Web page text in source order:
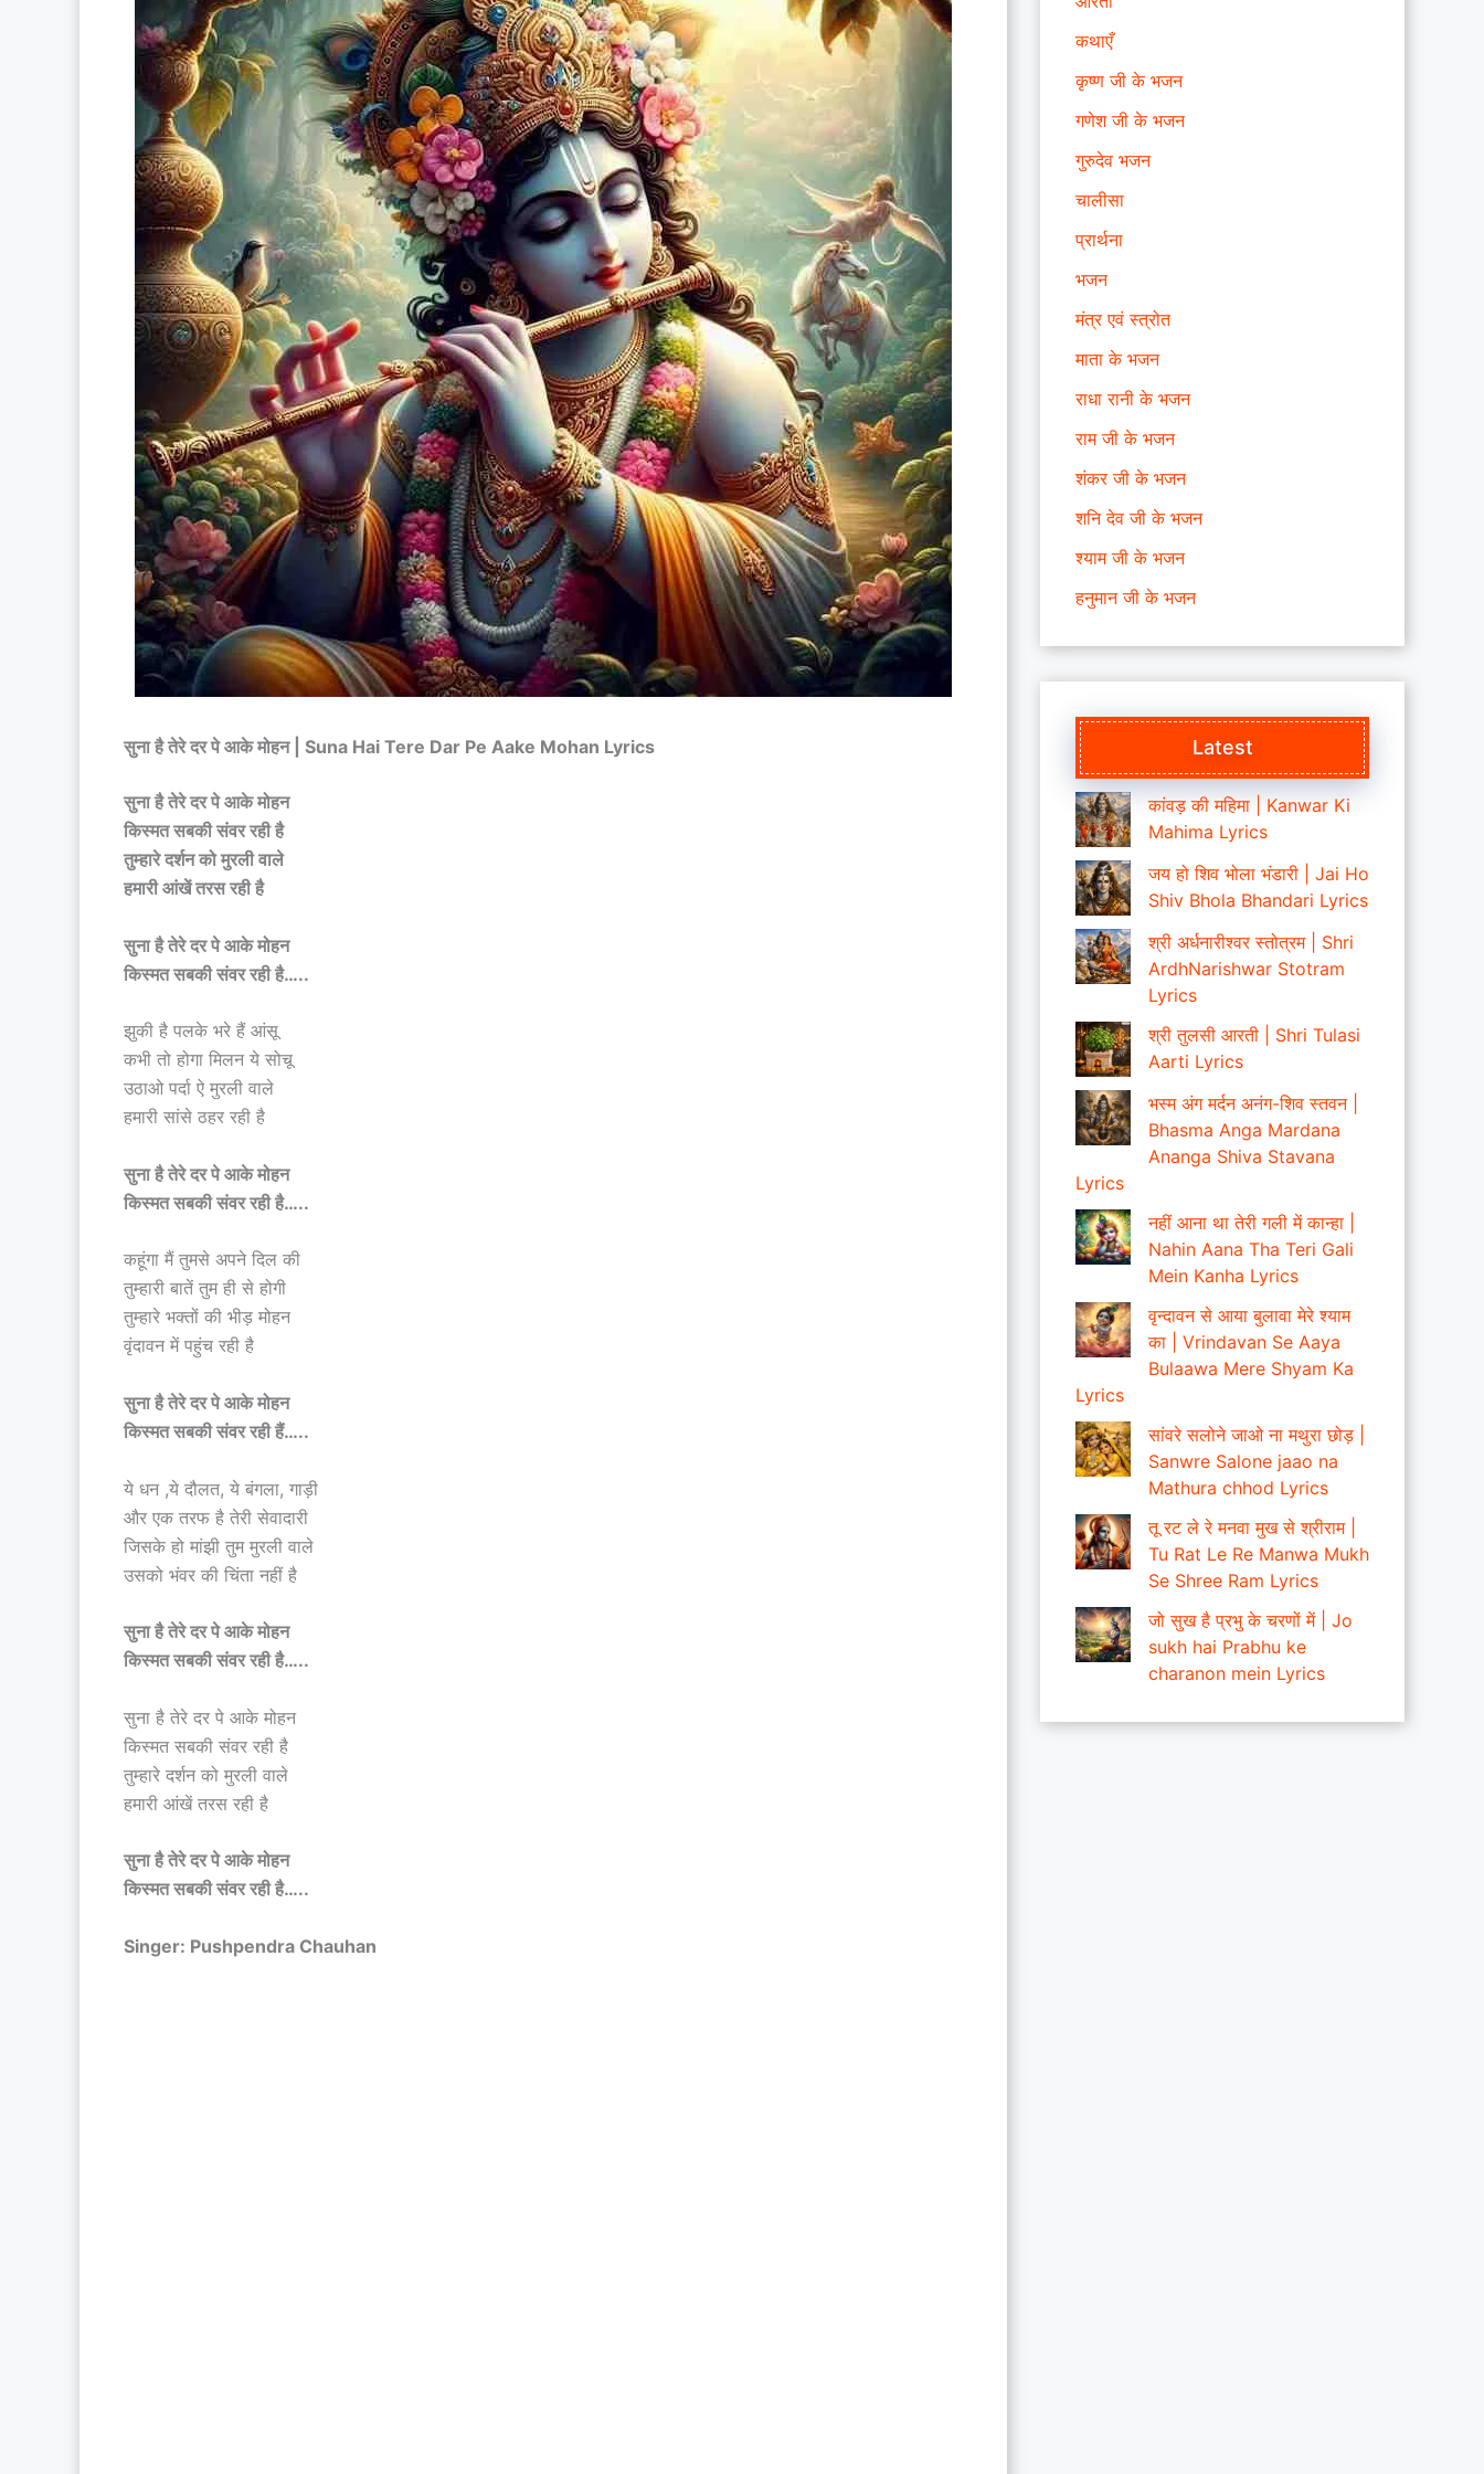
सुना है तेरे दर पे आके मोहन | Suna Hai Tere Dar Pe Aake Mohan Lyrics
सुना है तेरे दर पे आके मोहन
किस्मत सबकी संवर रही है
तुम्हारे दर्शन को मुरली वाले
हमारी आंखें तरस रही है
सुना है तेरे दर पे आके मोहन
किस्मत सबकी संवर रही है…..
झुकी है पलके भरे हैं आंसू
कभी तो होगा मिलन ये सोचू
उठाओ पर्दा ऐ मुरली वाले
हमारी सांसे ठहर रही है
सुना है तेरे दर पे आके मोहन
किस्मत सबकी संवर रही है…..
कहूंगा मैं तुमसे अपने दिल की
तुम्हारी बातें तुम ही से होगी
तुम्हारे भक्तों की भीड़ मोहन
वृंदावन में पहुंच रही है
सुना है तेरे दर पे आके मोहन
किस्मत सबकी संवर रही हैं…..
ये धन ,ये दौलत, ये बंगला, गाड़ी
और एक तरफ है तेरी सेवादारी
जिसके हो मांझी तुम मुरली वाले
उसको भंवर की चिंता नहीं है
सुना है तेरे दर पे आके मोहन
किस्मत सबकी संवर रही है…..
सुना है तेरे दर पे आके मोहन
किस्मत सबकी संवर रही है
तुम्हारे दर्शन को मुरली वाले
हमारी आंखें तरस रही है
सुना है तेरे दर पे आके मोहन
किस्मत सबकी संवर रही है…..
Singer: Pushpendra Chauhan
कथाएँ
कृष्ण जी के भजन
गणेश जी के भजन
गुरुदेव भजन
चालीसा
प्रार्थना
भजन
मंत्र एवं स्त्रोत
माता के भजन
राधा रानी के भजन
राम जी के भजन
शंकर जी के भजन
शनि देव जी के भजन
श्याम जी के भजन
हनुमान जी के भजन
Latest
कांवड़ की महिमा | Kanwar Ki
Mahima Lyrics
जय हो शिव भोला भंडारी | Jai Ho
Shiv Bhola Bhandari Lyrics
श्री अर्धनारीश्वर स्तोत्रम | Shri
ArdhNarishwar Stotram
Lyrics
श्री तुलसी आरती | Shri Tulasi
Aarti Lyrics
भस्म अंग मर्दन अनंग-शिव स्तवन |
Bhasma Anga Mardana
Ananga Shiva Stavana
Lyrics
नहीं आना था तेरी गली में कान्हा |
Nahin Aana Tha Teri Gali
Mein Kanha Lyrics
वृन्दावन से आया बुलावा मेरे श्याम
का | Vrindavan Se Aaya
Bulaawa Mere Shyam Ka
Lyrics
सांवरे सलोने जाओ ना मथुरा छोड़ |
Sanwre Salone jaao na
Mathura chhod Lyrics
तू रट ले रे मनवा मुख से श्रीराम |
Tu Rat Le Re Manwa Mukh
Se Shree Ram Lyrics
जो सुख है प्रभु के चरणों में | Jo
sukh hai Prabhu ke
charanon mein Lyrics